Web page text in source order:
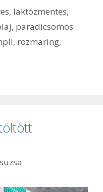
, laktózmentes,
, paradicsomos
, rozmaring,